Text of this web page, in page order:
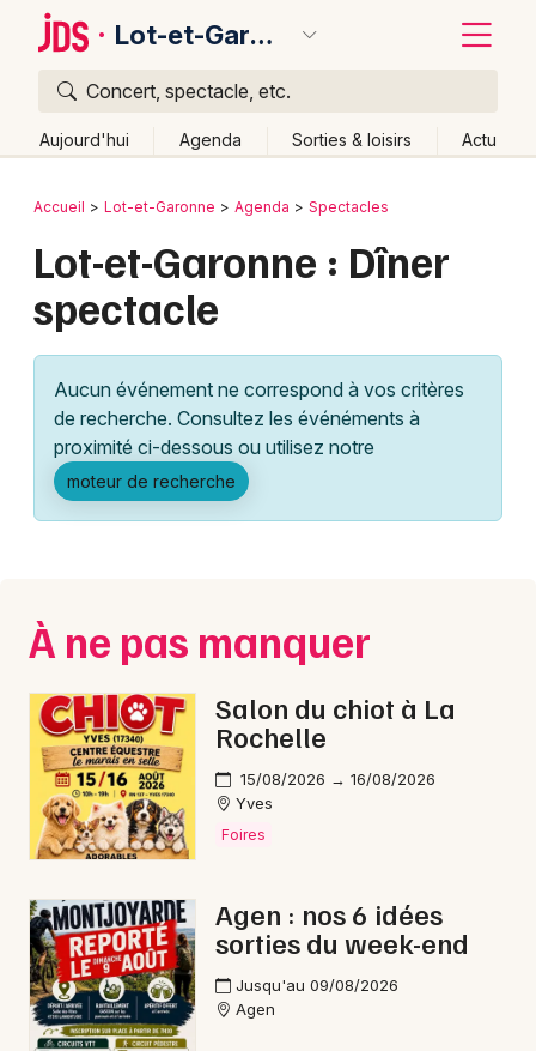
Lot-et-Garonne
Concert, spectacle, etc.
Aujourd'hui Agenda Sorties & loisirs Actu
Publier un événement
Grands événements
Activité & Expérience
Manifestations
Foires & salons
Concerts
Sports
Soirées
Sorties famille
Sorties & loisirs
Dîner spectacle en Aquitaine
Dîner spectacle en Nouvelle-Aquitaine
Bordeaux
Colmar
Lille
Lyon
Marseille
Mulhouse
Nice
Paris
Strasbourg
Toulouse
Toutes les villes
Retour
Accueil Lot-et-Garonne Agenda Spectacles
Lot-et-Garonne : Dîner
spectacle
Aucun événement ne correspond à vos critères
de recherche. Consultez les événéments à
proximité ci-dessous ou utilisez notre
moteur de recherche
À ne pas manquer
Salon du chiot à La
Rochelle
15/08/2026 → 16/08/2026
Yves
Foires
Agen : nos 6 idées
sorties du week-end
Jusqu'au 09/08/2026
Agen
Quoi ?
Où ?
Changer de lieu
Quand ?
Aujourd'hui
Demain Ce week-end Autre